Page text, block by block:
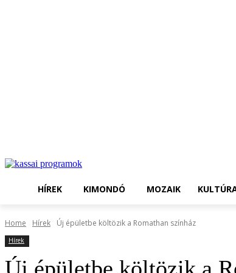
HÍREK KIMONDÓ MOZAIK
Home Hírek Új épületbe költözik a Romathan színház
Hírek